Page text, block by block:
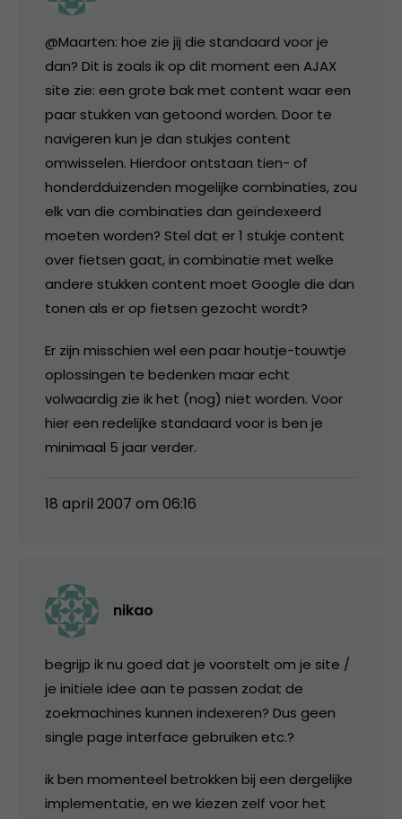
@Maarten: hoe zie jij die standaard voor je
dan? Dit is zoals ik op dit moment een AJAX
site zie: een grote bak met content waar een
paar stukken van getoond worden. Door te
navigeren kun je dan stukjes content
omwisselen. Hierdoor ontstaan tien- of
honderdduizenden mogelijke combinaties, zou
elk van die combinaties dan geïndexeerd
moeten worden? Stel dat er 1 stukje content
over fietsen gaat, in combinatie met welke
andere stukken content moet Google die dan
tonen als er op fietsen gezocht wordt?
Er zijn misschien wel een paar houtje-touwtje
oplossingen te bedenken maar echt
volwaardig zie ik het (nog) niet worden. Voor
hier een redelijke standaard voor is ben je
minimaal 5 jaar verder.
18 april 2007 om 06:16
nikao
begrijp ik nu goed dat je voorstelt om je site /
je initiele idee aan te passen zodat de
zoekmachines kunnen indexeren? Dus geen
single page interface gebruiken etc.?
ik ben momenteel betrokken bij een dergelijke
implementatie, en we kiezen zelf voor het